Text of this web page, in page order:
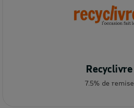
Recyclivre
7.5% de remise